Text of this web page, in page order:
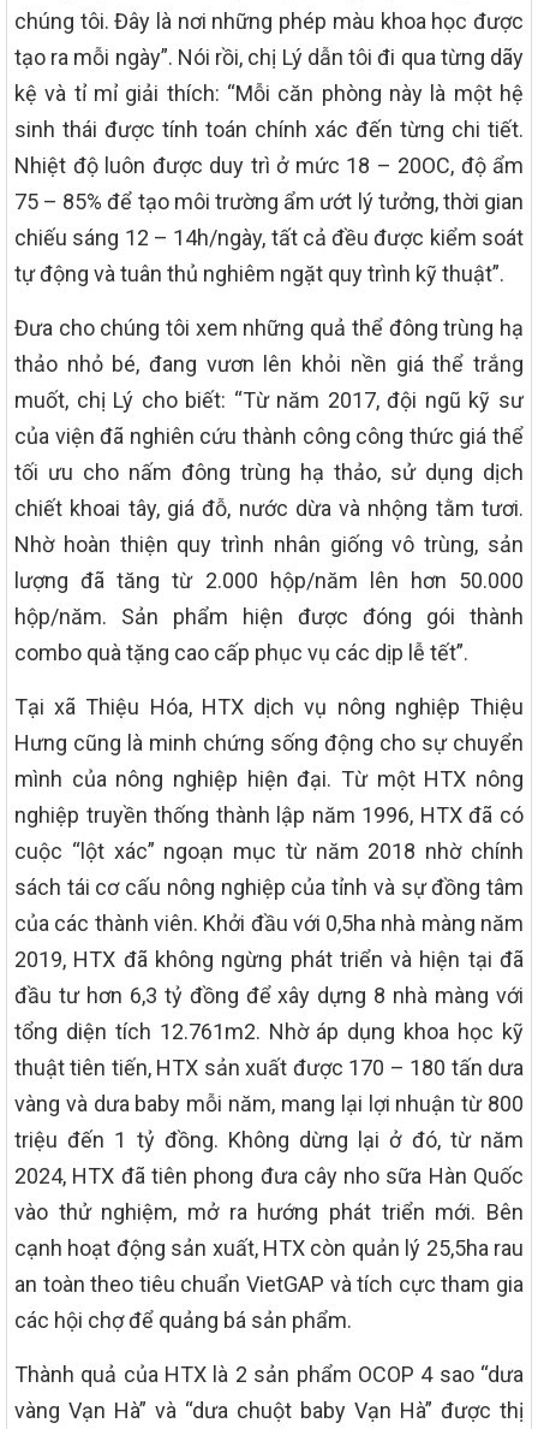
chúng tôi. Đây là nơi những phép màu khoa học được
tạo ra mỗi ngày”. Nói rồi, chị Lý dẫn tôi đi qua từng dãy
kệ và tỉ mỉ giải thích: “Mỗi căn phòng này là một hệ
sinh thái được tính toán chính xác đến từng chi tiết.
Nhiệt độ luôn được duy trì ở mức 18 – 20OC, độ ẩm
75 – 85% để tạo môi trường ẩm ướt lý tưởng, thời gian
chiếu sáng 12 – 14h/ngày, tất cả đều được kiểm soát
tự động và tuân thủ nghiêm ngặt quy trình kỹ thuật”.
Đưa cho chúng tôi xem những quả thể đông trùng hạ
thảo nhỏ bé, đang vươn lên khỏi nền giá thể trắng
muốt, chị Lý cho biết: “Từ năm 2017, đội ngũ kỹ sư
của viện đã nghiên cứu thành công công thức giá thể
tối ưu cho nấm đông trùng hạ thảo, sử dụng dịch
chiết khoai tây, giá đỗ, nước dừa và nhộng tằm tươi.
Nhờ hoàn thiện quy trình nhân giống vô trùng, sản
lượng đã tăng từ 2.000 hộp/năm lên hơn 50.000
hộp/năm. Sản phẩm hiện được đóng gói thành
combo quà tặng cao cấp phục vụ các dịp lễ tết”.
Tại xã Thiệu Hóa, HTX dịch vụ nông nghiệp Thiệu
Hưng cũng là minh chứng sống động cho sự chuyển
mình của nông nghiệp hiện đại. Từ một HTX nông
nghiệp truyền thống thành lập năm 1996, HTX đã có
cuộc “lột xác” ngoạn mục từ năm 2018 nhờ chính
sách tái cơ cấu nông nghiệp của tỉnh và sự đồng tâm
của các thành viên. Khởi đầu với 0,5ha nhà màng năm
2019, HTX đã không ngừng phát triển và hiện tại đã
đầu tư hơn 6,3 tỷ đồng để xây dựng 8 nhà màng với
tổng diện tích 12.761m2. Nhờ áp dụng khoa học kỹ
thuật tiên tiến, HTX sản xuất được 170 – 180 tấn dưa
vàng và dưa baby mỗi năm, mang lại lợi nhuận từ 800
triệu đến 1 tỷ đồng. Không dừng lại ở đó, từ năm
2024, HTX đã tiên phong đưa cây nho sữa Hàn Quốc
vào thử nghiệm, mở ra hướng phát triển mới. Bên
cạnh hoạt động sản xuất, HTX còn quản lý 25,5ha rau
an toàn theo tiêu chuẩn VietGAP và tích cực tham gia
các hội chợ để quảng bá sản phẩm.
Thành quả của HTX là 2 sản phẩm OCOP 4 sao “dưa
vàng Vạn Hà” và “dưa chuột baby Vạn Hà” được thị